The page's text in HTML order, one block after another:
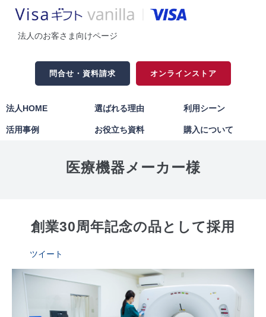
法人のお客さま向けページ
問合せ・資料請求 オンラインストア
法人HOME 選ばれる理由 利用シーン
活用事例 お役立ち資料 購入について
医療機器メーカー様
創業30周年記念の品として採用
ツイート